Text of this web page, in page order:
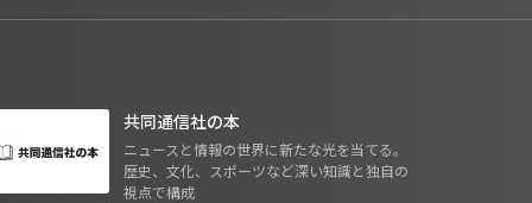
共同通信社の本
ニュースと情報の世界に新たな光を当てる。
歴史、文化、スポーツなど深い知識と独自の
視点で構成